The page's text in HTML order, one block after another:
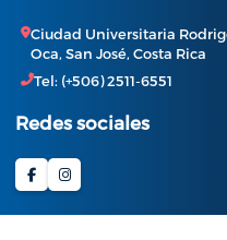
Ciudad Universitaria
Oca, San José, Costa Rica
Tel: (+506) 2511-6551
Redes sociales